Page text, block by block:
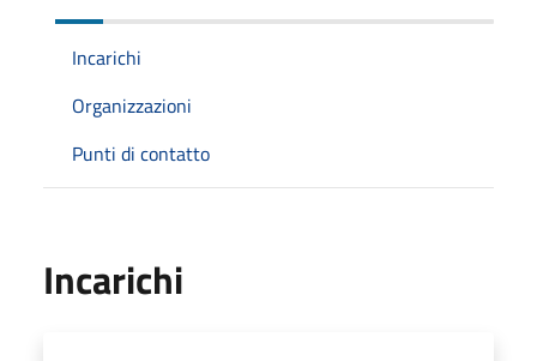
Incarichi
Organizzazioni
Punti di contatto
Incarichi